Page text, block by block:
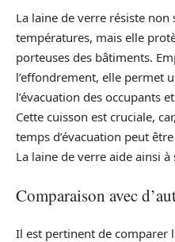
La laine de verre résiste
températures, mais elle
porteuses des bâtiments.
l’effondrement, elle permet
l’évacuation des occupants
Cette cuisson est cruciale,
temps d’évacuation peut
La laine de verre aide ainsi à
Comparaison avec
Il est pertinent de comparer